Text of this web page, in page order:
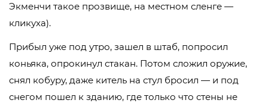
Экменчи такое прозвище, на местном сленге —
кликуха).
Прибыл уже под утро, зашел в штаб, попросил
коньяка, опрокинул стакан. Потом сложил оружие,
снял кобуру, даже китель на стул бросил — и под
снегом пошел к зданию, где только что стены не